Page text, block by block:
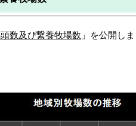
数及び繋養牧場数 」を公開し